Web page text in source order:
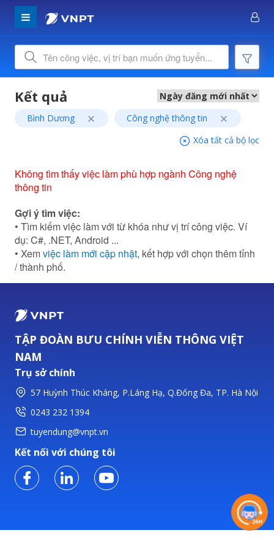
Bình Dương
Công nghệ thông tin
Xóa tất cả bộ lọc
Không tìm thấy việc làm phù hợp ngành Công nghệ
thông tin
Gợi ý tìm việc:
• Tìm kiếm việc làm với từ khóa như vị trí công việc. Ví
dụ: C#, .NET, Android ...
• Xemviệc làm mới cập nhật, kết hợp với chọn thêm tỉnh
/ thành phố.
TẬP ĐOÀN BƯU CHÍNH VIỄN THÔNG VIỆT
NAM
Trụ sở chính
57 Huỳnh Thúc Kháng, P.Láng Hạ, Q.Đống Đa, TP. Hà Nội
0243 232 1394
tuyendung@vnpt.vn
Kết nối với chúng tôi